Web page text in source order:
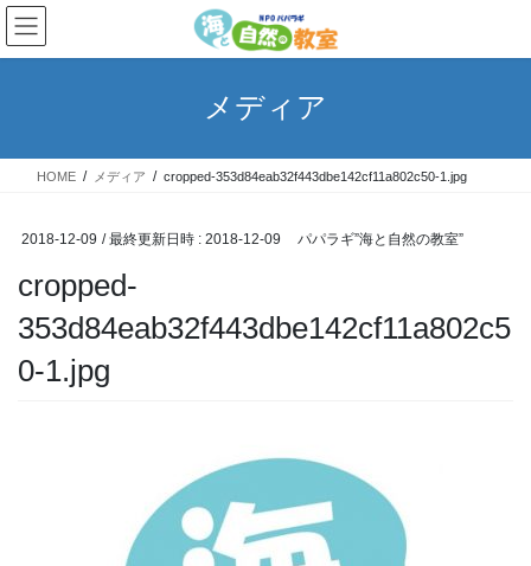
コ
ン
テ
ス
ナ
ビ
ゲ
ン
メディア
HOME メディア cropped-353d84eab32f443dbe142cf11a802c50-1.jpg
2018-12-09 / 最終更新日時 : 2018-12-09 パパラギ”海と自然の教室”
cropped-
353d84eab32f443dbe142cf11a802c5
0-1.jpg